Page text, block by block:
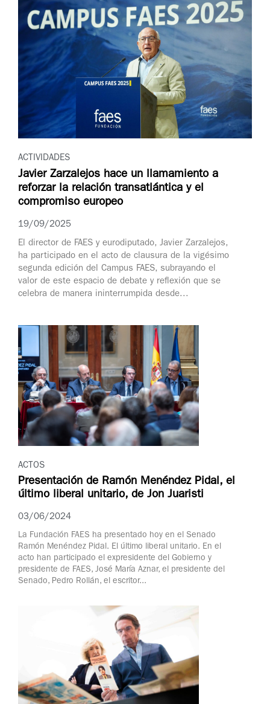
ACTIVIDADES
Javier Zarzalejos hace un llamamiento a
reforzar la relación transatlántica y el
compromiso europeo
19/09/2025
El director de FAES y eurodiputado, Javier Zarzalejos,
ha participado en el acto de clausura de la vigésimo
segunda edición del Campus FAES, subrayando el
valor de este espacio de debate y reflexión que se
celebra de manera ininterrumpida desde...
ACTOS
Presentación de Ramón Menéndez Pidal, el
último liberal unitario, de Jon Juaristi
03/06/2024
La Fundación FAES ha presentado hoy en el Senado
Ramón Menéndez Pidal. El último liberal unitario. En el
acto han participado el expresidente del Gobierno y
presidente de FAES, José María Aznar, el presidente del
Senado, Pedro Rollán, el escritor...